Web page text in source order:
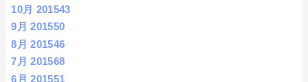
10月 201543
9月 201550
8月 201546
7月 201568
6月 201551